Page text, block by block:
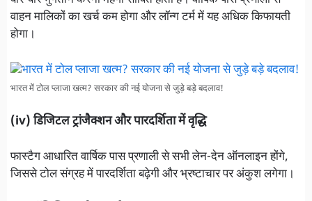
वाहन मालिकों का खर्च कम होगा और लॉन्ग टर्म में यह अधिक किफायती
होगा।
भारत में टोल प्लाजा खत्म? सरकार की नई योजना से जुड़े बड़े बदलाव!
(iv) डिजिटल ट्रांजैक्शन और पारदर्शिता में वृद्धि
फास्टैग आधारित वार्षिक पास प्रणाली से सभी लेन-देन ऑनलाइन होंगे,
जिससे टोल संग्रह में पारदर्शिता बढ़ेगी और भ्रष्टाचार पर अंकुश लगेगा।